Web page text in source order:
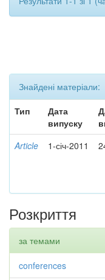
Знайдені матеріали:
Тип
Дата
випуску
Article 1-січ-2011
Розкриття
за темами
conferences